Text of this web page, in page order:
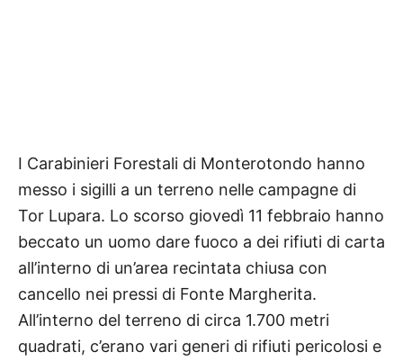
I Carabinieri Forestali di Monterotondo hanno
messo i sigilli a un terreno nelle campagne di
Tor Lupara. Lo scorso giovedì 11 febbraio hanno
beccato un uomo dare fuoco a dei rifiuti di carta
all’interno di un’area recintata chiusa con
cancello nei pressi di Fonte Margherita.
All’interno del terreno di circa 1.700 metri
quadrati, c’erano vari generi di rifiuti pericolosi e